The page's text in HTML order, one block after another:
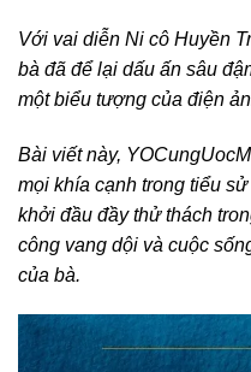
Với vai diễn Ni cô Huyền
bà đã để lại dấu ấn sâu
một biểu tượng của điện
Bài viết này,
mọi khía cạnh trong tiểu
khởi đầu đầy thử thách
công vang dội và cuộc
của bà.